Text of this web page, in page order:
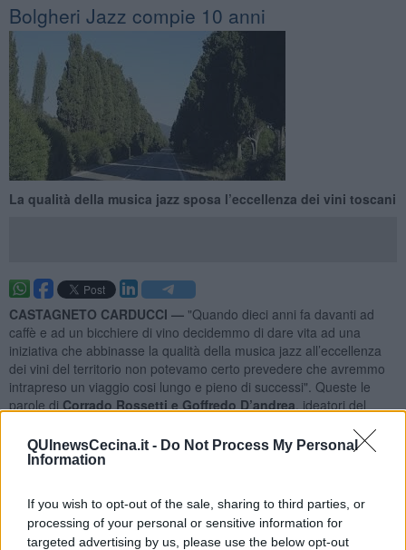
QUInewsCecina.it - Do Not Process My Personal
Information
If you wish to opt-out of the sale, sharing to third parties, or
processing of your personal or sensitive information for
targeted advertising by us, please use the below opt-out
Bolgheri Jazz compie 10 anni
La qualità della musica jazz sposa l’eccellenza dei vini toscani
CASTAGNETO CARDUCCI — "Quando dieci anni fa davanti ad
caffè e ad un bicchiere di vino decidemmo di dare vita ad una
iniziativa che abbinasse la qualità della musica jazz all’eccellenza
dei vini del territorio non potevamo certo prevedere che avremmo
intrapreso un viaggio cosi lungo e pieno di successi". Queste le
parole di Corrado Rossetti e Goffredo D’andrea , ideatori del
Castagneto dal 5 al 7 settembre.
Bolgheri Jazz celebra quest’anno
diventare un punto di riferimento di tutti gli amanti della musica di
qualità di tutto il territorio con un pubblico affezionato e numeroso
proveniente anche dall’estero.